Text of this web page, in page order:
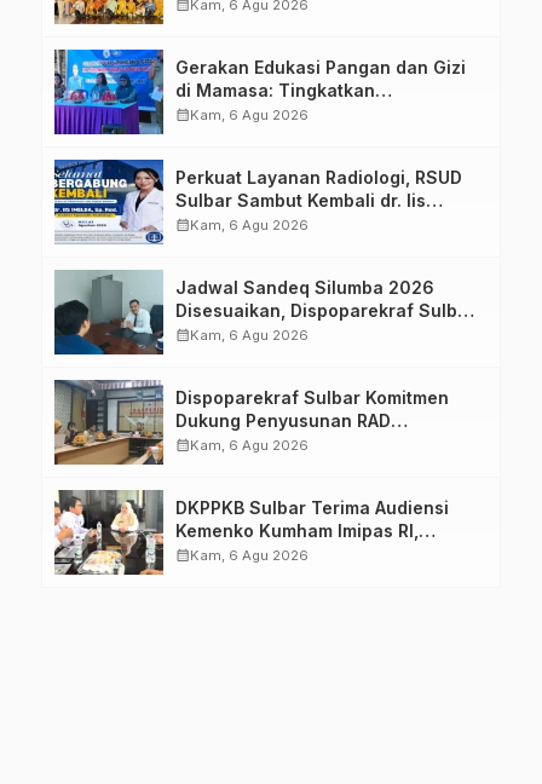
calendar_monthKam, 6 Agu 2026
Gerakan Edukasi Pangan dan Gizi
di Mamasa: Tingkatkan
Pengetahuan dan Keterampilan
calendar_monthKam, 6 Agu 2026
Perkuat Layanan Radiologi, RSUD
Sulbar Sambut Kembali dr. Iis
Imelda, Sp.Rad
calendar_monthKam, 6 Agu 2026
Jadwal Sandeq Silumba 2026
Disesuaikan, Dispoparekraf Sulbar
Pastikan Persiapan Tetap
calendar_monthKam, 6 Agu 2026
Dispoparekraf Sulbar Komitmen
Dukung Penyusunan RAD
TPB/SDGs Sulawesi Barat
calendar_monthKam, 6 Agu 2026
DKPPKB Sulbar Terima Audiensi
Kemenko Kumham Imipas RI,
Perkuat Pelayanan Kesehatan bagi
calendar_monthKam, 6 Agu 2026